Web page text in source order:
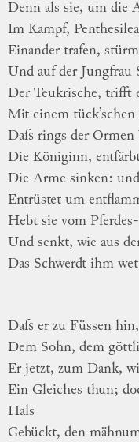
Denn als sie, um die
Im Kampf,
Einander trafen,
Und auf der Jungfrau
Der Teukrische, trifft
Mit einem tück’schen
Daſs rings der
Die Königinn,
Die Arme sinken:
Entrüstet um
Hebt sie vom
Und senkt, wie aus
Das Schwerdt ihm
Daſs er zu Füssen
Dem Sohn, dem
Er jetzt, zum Dank,
Ein Gleiches thun;
Hals
Gebückt, den